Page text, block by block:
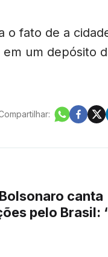
o fato de a
um depósito
pelo Brasil: